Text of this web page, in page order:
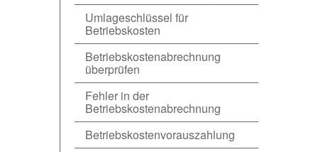
Umlageschlüssel für
Betriebskosten
Betriebskostenabrechnung
überprüfen
Fehler in der
Betriebskostenabrechnung
Betriebskostenvorauszahlung